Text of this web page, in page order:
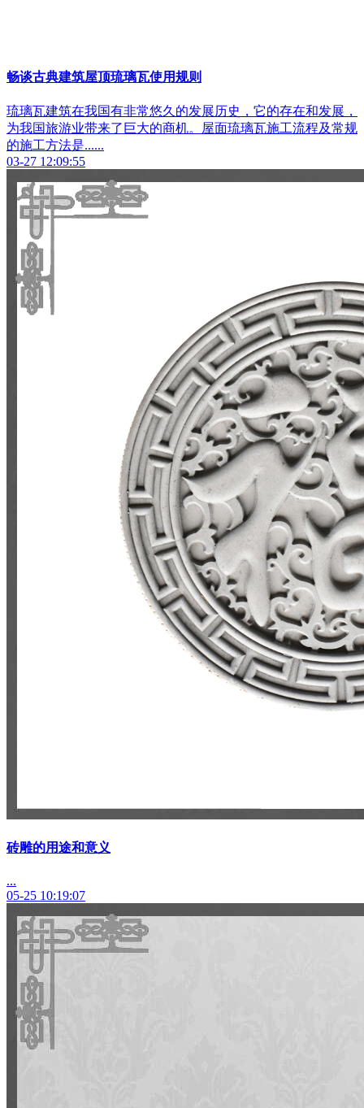
畅谈古典建筑屋顶琉璃瓦使用规则
琉璃瓦建筑在我国有非常悠久的发展历史，它的存在和发展，
为我国旅游业带来了巨大的商机。屋面琉璃瓦施工流程及常规
的施工方法是......
03-27 12:09:55
砖雕的用途和意义
...
05-25 10:19:07